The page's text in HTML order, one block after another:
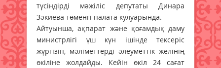
түсіндірді мәжіліс депутаты Динара
Зәкиева төменгі палата кулуарында.
Айтуынша, ақпарат және қоғамдық даму
министрлігі үш күн ішінде тексеріс
жүргізіп, мәліметтерді әлеуметтік желінің
өкіліне жолдайды. Кейін өкіл 24 сағат